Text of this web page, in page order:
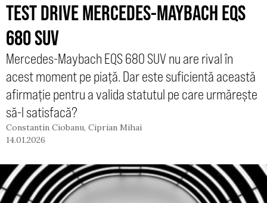
TEST DRIVE MERCEDES-MAYBACH EQS
680 SUV
Mercedes-Maybach EQS 680 SUV nu are rival în
acest moment pe piață. Dar este suficientă această
afirmație pentru a valida statutul pe care urmărește
să-l satisfacă?
Constantin Ciobanu, Ciprian Mihai
14.01.2026